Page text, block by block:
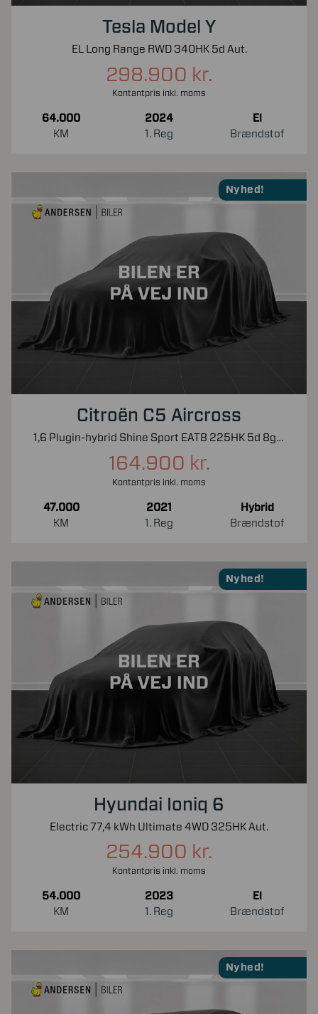
Tesla Model Y
EL Long Range RWD 340HK 5d Aut.
298.900 kr.
Kontantpris inkl. moms
64.000
KM
2024
1. Reg
El
Brændstof
Nyhed!
Citroën C5 Aircross
1,6 Plugin-hybrid Shine Sport EAT8 225HK 5d 8g Aut.
164.900 kr.
Kontantpris inkl. moms
47.000
KM
2021
1. Reg
Hybrid
Brændstof
Nyhed!
Hyundai Ioniq 6
Electric 77,4 kWh Ultimate 4WD 325HK Aut.
254.900 kr.
Kontantpris inkl. moms
54.000
KM
2023
1. Reg
El
Brændstof
Nyhed!